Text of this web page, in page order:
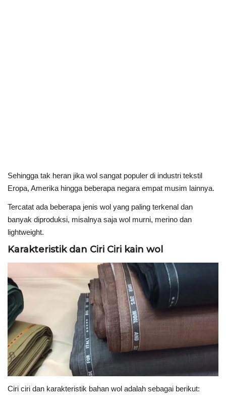
Sehingga tak heran jika wol sangat populer di industri tekstil
Eropa, Amerika hingga beberapa negara empat musim lainnya.
Tercatat ada beberapa jenis wol yang paling terkenal dan
banyak diproduksi, misalnya saja wol murni, merino dan
lightweight.
Karakteristik dan Ciri Ciri kain wol
Ciri ciri dan karakteristik bahan wol adalah sebagai berikut: